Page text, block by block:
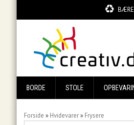
BORDE STOLE
Forside » Hvidevarer» Frysere